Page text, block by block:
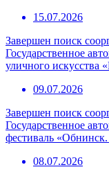
15.07.2026
Завершен поиск
Государственное
уличного искусства
09.07.2026
Завершен поиск
Государственное
фестиваль
08.07.2026